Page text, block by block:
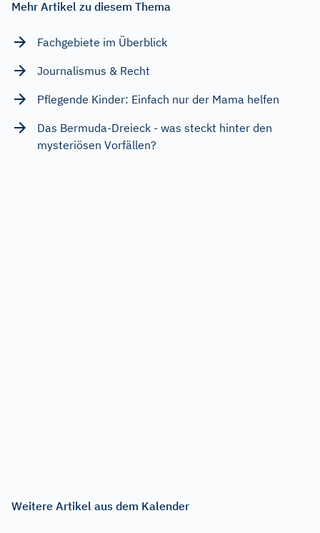
Mehr Artikel zu diesem Thema
Fachgebiete im Überblick
Journalismus & Recht
Pflegende Kinder: Einfach nur der Mama helfen
Das Bermuda-Dreieck - was steckt hinter den
mysteriösen Vorfällen?
Weitere Artikel aus dem Kalender